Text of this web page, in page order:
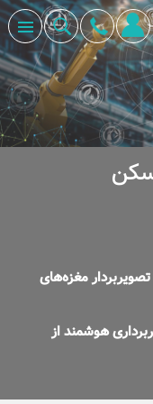
مغزه‌های
هوشمند از